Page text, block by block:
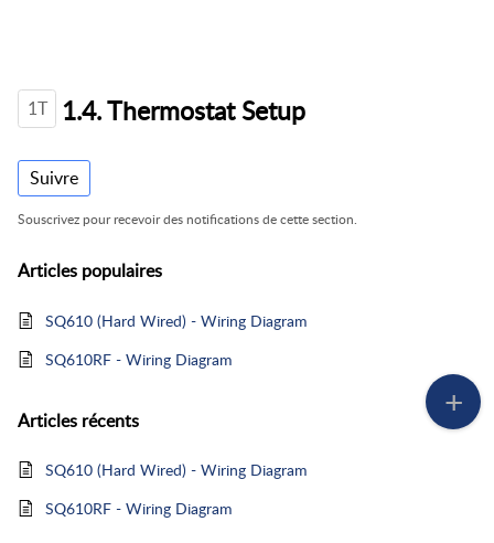
1T 1.4. Thermostat Setup
Suivre
Souscrivez pour recevoir des notifications de cette section.
Articles populaires
SQ610 (Hard Wired) - Wiring Diagram
SQ610RF - Wiring Diagram
Articles récents
SQ610 (Hard Wired) - Wiring Diagram
SQ610RF - Wiring Diagram